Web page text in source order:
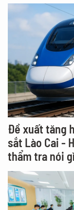
Đề xuất tăng
sắt Lào Cai -
thẩm tra nói